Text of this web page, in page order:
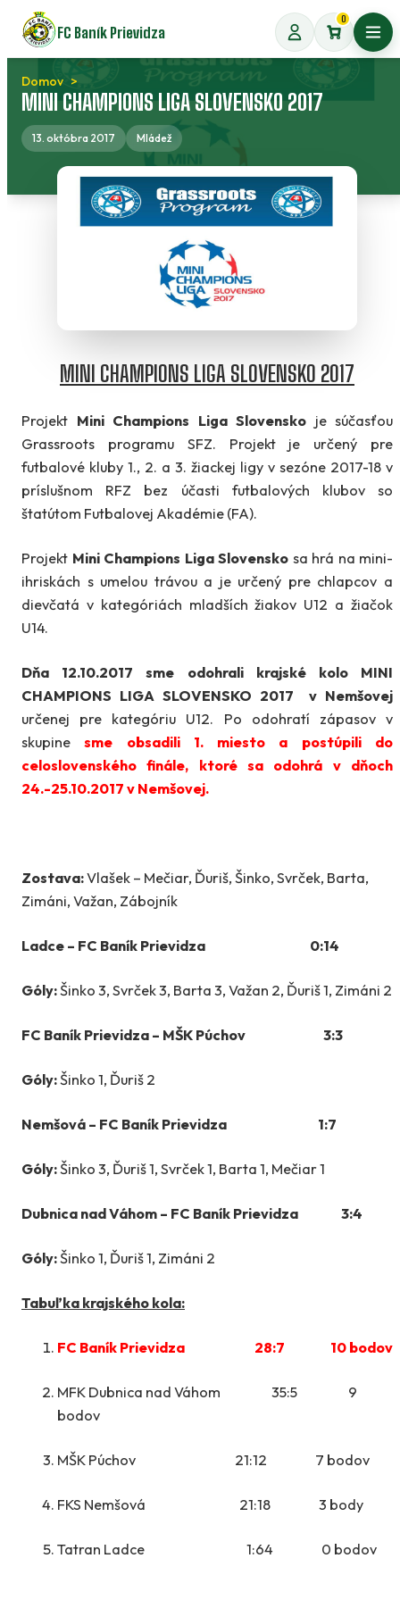
Preskočiť
na
obsah
FC Baník Prievidza
0
Domov
MINI CHAMPIONS LIGA SLOVENSKO 2017
13. októbra 2017 Mládež
MINI CHAMPIONS LIGA SLOVENSKO 2017
Projekt Mini Champions Liga Slovensko je súčasťou
Grassroots programu SFZ. Projekt je určený pre
futbalové kluby 1., 2. a 3. žiackej ligy v sezóne 2017-18 v
príslušnom RFZ bez účasti futbalových klubov so
štatútom Futbalovej Akadémie (FA).
Projekt Mini Champions Liga Slovensko sa hrá na mini-
ihriskách s umelou trávou a je určený pre chlapcov a
dievčatá v kategóriách mladších žiakov U12 a žiačok
U14.
Dňa 12.10.2017 sme odohrali krajské kolo MINI
CHAMPIONS LIGA SLOVENSKO 2017 v Nemšovej
určenej pre kategóriu U12. Po odohratí zápasov v
skupinesme obsadili 1. miesto a postúpili do
celoslovenského finále, ktoré sa odohrá v dňoch
24.-25.10.2017 v Nemšovej.
Zostava:Vlašek – Mečiar, Ďuriš, Šinko, Svrček, Barta,
Zimáni, Važan, Zábojník
Ladce – FC Baník Prievidza 0:14
Góly:Šinko 3, Svrček 3, Barta 3, Važan 2, Ďuriš 1, Zimáni 2
FC Baník Prievidza – MŠK Púchov 3:3
Góly:Šinko 1, Ďuriš 2
Nemšová – FC Baník Prievidza 1:7
Góly:Šinko 3, Ďuriš 1, Svrček 1, Barta 1, Mečiar 1
Dubnica nad Váhom – FC Baník Prievidza 3:4
Góly:Šinko 1, Ďuriš 1, Zimáni 2
Tabuľka krajského kola:
FC Baník Prievidza 28:7 10 bodov
MFK Dubnica nad Váhom 35:5 9
bodov
MŠK Púchov 21:12 7 bodov
FKS Nemšová 21:18 3 body
Tatran Ladce 1:64 0 bodov